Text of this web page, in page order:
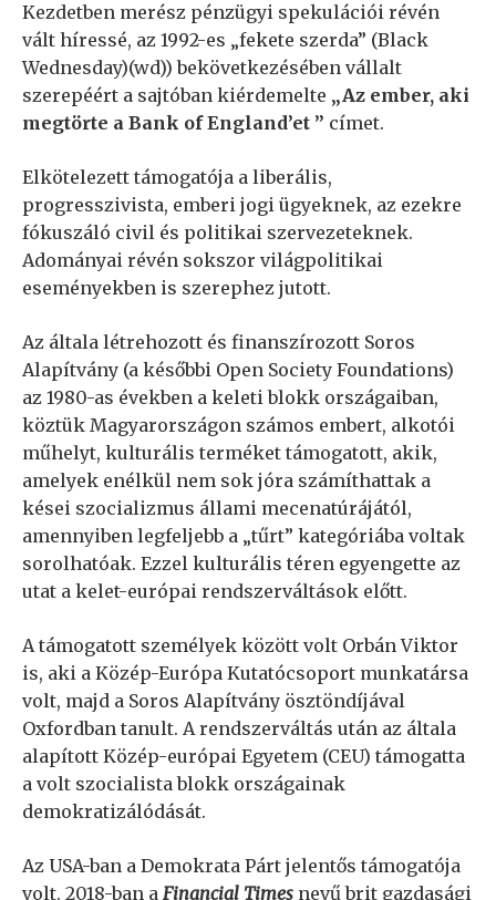
Kezdetben merész pénzügyi spekulációi révén
vált híressé, az 1992-es „fekete szerda” (Black
Wednesday)(wd)) bekövetkezésében vállalt
szerepéért a sajtóban kiérdemelte „Az ember, aki
megtörte a Bank of England’et ” címet.
Elkötelezett támogatója a liberális,
progresszivista, emberi jogi ügyeknek, az ezekre
fókuszáló civil és politikai szervezeteknek.
Adományai révén sokszor világpolitikai
eseményekben is szerephez jutott.
Az általa létrehozott és finanszírozott Soros
Alapítvány (a későbbi Open Society Foundations)
az 1980-as években a keleti blokk országaiban,
köztük Magyarországon számos embert, alkotói
műhelyt, kulturális terméket támogatott, akik,
amelyek enélkül nem sok jóra számíthattak a
kései szocializmus állami mecenatúrájától,
amennyiben legfeljebb a „tűrt” kategóriába voltak
sorolhatóak. Ezzel kulturális téren egyengette az
utat a kelet-európai rendszerváltások előtt.
A támogatott személyek között volt Orbán Viktor
is, aki a Közép-Európa Kutatócsoport munkatársa
volt, majd a Soros Alapítvány ösztöndíjával
Oxfordban tanult. A rendszerváltás után az általa
alapított Közép-európai Egyetem (CEU) támogatta
a volt szocialista blokk országainak
demokratizálódását.
Az USA-ban a Demokrata Párt jelentős támogatója
volt. 2018-ban a Financial Times nevű brit gazdasági